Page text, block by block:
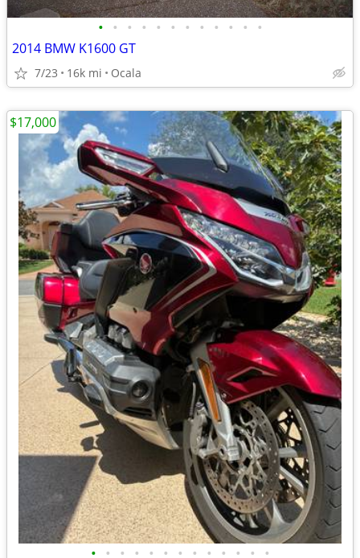
• • • • • • • • • • • •
2014 BMW K1600 GT
7/23 16k mi Ocala
• • • • • • • • • • • • •
$17,000